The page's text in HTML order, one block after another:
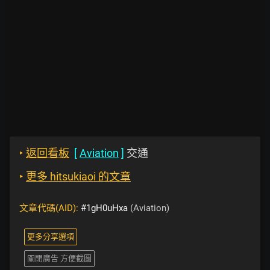
‣ 返回看板 [Aviation ] 交通
‣ 更多 hitsukiaoi 的文章
文章代碼(AID): #1gH0uHxa (Aviation)
更多分享選項
關閉廣告 方便截圖